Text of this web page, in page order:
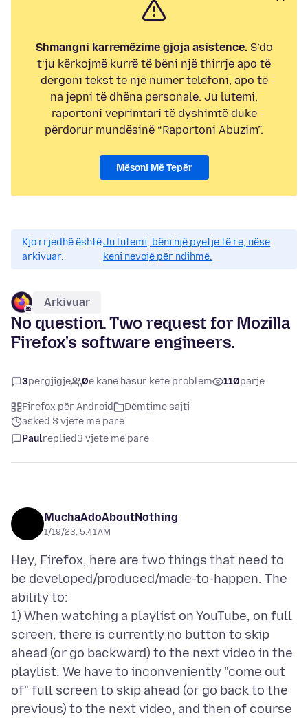
Shmangni karremëzime gjoja asistence.S’do
t’ju kërkojmë kurrë të bëni një thirrje apo të
dërgoni tekst te një numër telefoni, apo të
na jepni të dhëna personale. Ju lutemi,
raportoni veprimtari të dyshimtë duke
përdorur mundësinë “Raportoni Abuzim”.
Mësoni Më Tepër
Kjo rrjedhë është
arkivuar.
Ju lutemi, bëni një pyetje të re, nëse
keni nevojë për ndihmë.
Arkivuar
No question. Two request for Mozilla
Firefox's software engineers.
3përgjigje 0e kanë hasur këtë problem 110parje
Firefox për Android
Dëmtime sajti
asked 3 vjetë më parë
Paulreplied3 vjetë më parë
MuchaAdoAboutNothing
1/19/23, 5:41 AM
Hey, Firefox, here are two things that need to
be developed/produced/made-to-happen. The
ability to:
1) When watching a playlist on YouTube, on full
screen, there is currently no button to skip
ahead (or go backward) to the next video in the
playlist. We have to inconveniently "come out
of" full screen to skip ahead (or go back to the
previous) to the next video, and then of course